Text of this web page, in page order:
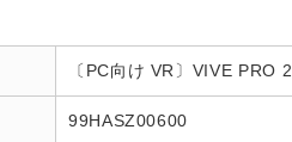
〔PC向け VR〕VIVE PRO
99HASZ00600